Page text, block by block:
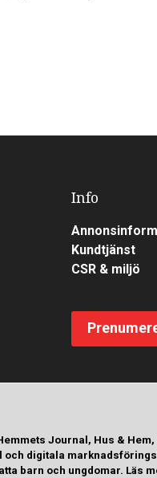
Info
Kundtjänst
CSR & miljö
Journal, Hus &
digitala
barn och ungdomar. Läs